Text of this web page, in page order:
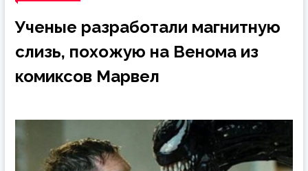
Ученые разработали магнитную
слизь, похожую на Венома из
комиксов Марвел